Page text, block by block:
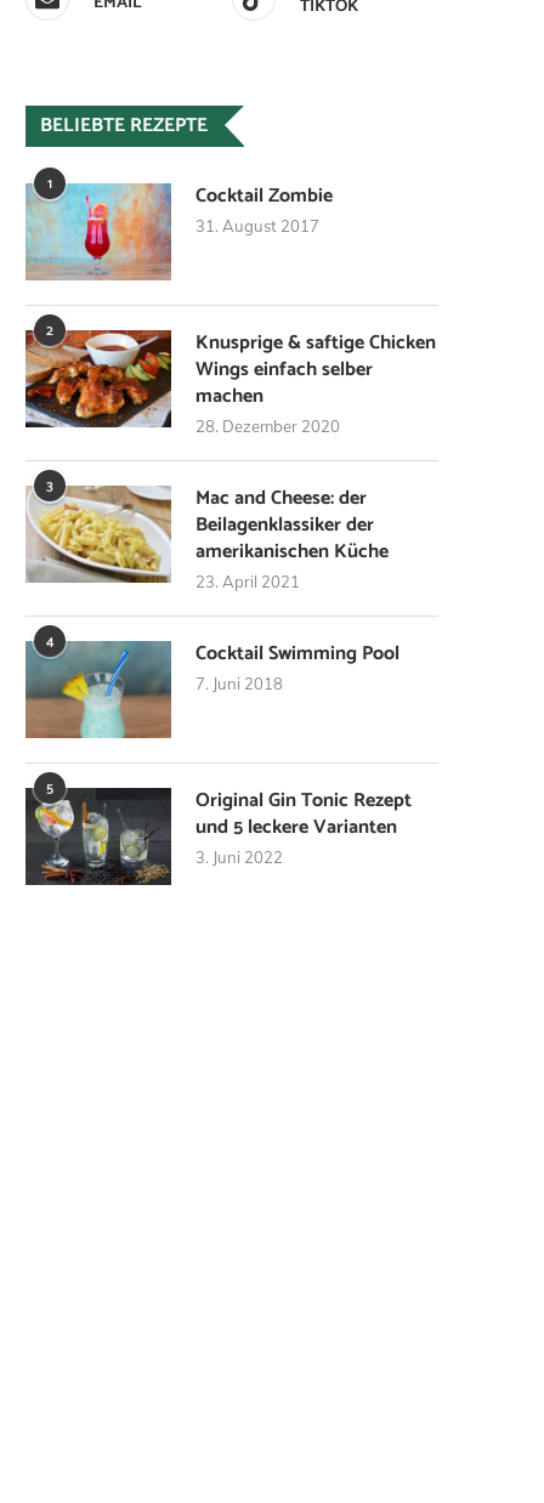
TIKTOK
BELIEBTE REZEPTE
1 Cocktail Zombie
31. August 2017
2
Knusprige & saftige Chicken
Wings einfach selber
machen
28. Dezember 2020
3
Mac and Cheese: der
Beilagenklassiker der
amerikanischen Küche
23. April 2021
4 Cocktail Swimming Pool
7. Juni 2018
5
Original Gin Tonic Rezept
und 5 leckere Varianten
3. Juni 2022